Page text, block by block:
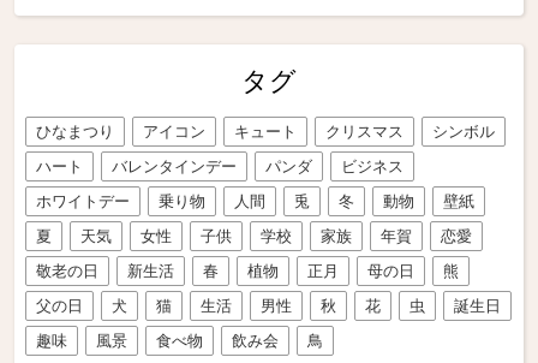
タグ
ひなまつり アイコン キュート クリスマス
シンボル
ハート
バレンタインデー パンダ
ビジネス
ホワイトデー
乗り物 人間 兎 冬 動物
壁紙
夏
天気 女性 子供 学校 家族 年賀
恋愛
敬老の日
新生活 春 植物 正月 母の日
熊
父の日
犬 猫 生活 男性 秋 花 虫
誕生日
趣味
風景 食べ物 飲み会 鳥